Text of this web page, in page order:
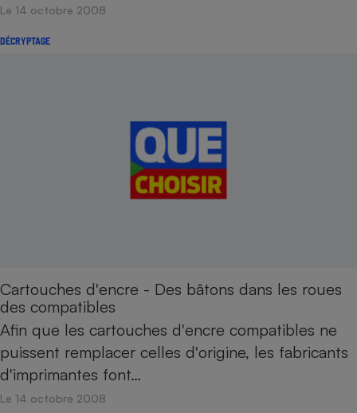
Le 14 octobre 2008
DÉCRYPTAGE
Cartouches d'encre - Des bâtons dans les roues
des compatibles
Afin que les cartouches d'encre compatibles ne
puissent remplacer celles d'origine, les fabricants
d'imprimantes font…
Le 14 octobre 2008